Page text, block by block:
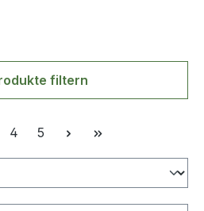
filtern
Seite
4 Seite
5